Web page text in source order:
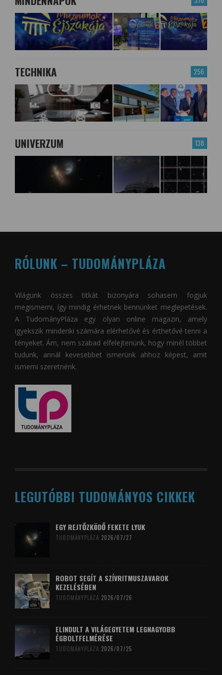
256
TECHNIKA
138
UNIVERZUM
RÓLUNK – TUDOMÁNYPLÁZA
Világunk összes titkát bizonyára sohasem fogjuk
megismerni, így mindig érhetnek bennünket meglepetések.
A TudományPláza egy olyan online magazin, amely
igyekszik mindenki számára elérhetővé és érthetővé tenni a
tényeket. Ám, nem szabad elfelejtenünk, hogy minél többet
tudunk, annál kevesebbet ismerünk ahhoz képest, amit
ismerni szeretnénk.
LEGUTÓBBI TUDOMÁNYOS CIKKEK
EGY REJTŐZKÖDŐ FEKETE LYUK
TUDOMÁNYPLÁZA 2026/07/27
ROBOT SEGÍT A SZÍVRITMUSZAVAROK
KEZELÉSÉBEN
TUDOMÁNYPLÁZA 2026/07/26
ELINDULT A VILÁGEGYETEM LEGNAGYOBB
ÉGBOLTFELMÉRÉSE
TUDOMÁNYPLÁZA 2026/07/25